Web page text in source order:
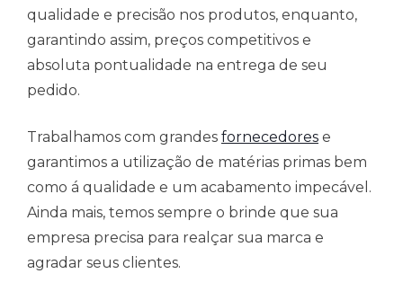
qualidade e precisão nos produtos, enquanto,
garantindo assim, preços competitivos e
absoluta pontualidade na entrega de seu
pedido.
Trabalhamos com grandes fornecedores e
garantimos a utilização de matérias primas bem
como á qualidade e um acabamento impecável.
Ainda mais, temos sempre o brinde que sua
empresa precisa para realçar sua marca e
agradar seus clientes.